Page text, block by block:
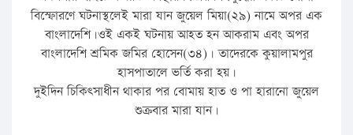
বিস্ফোরণে ঘটনাস্থলেই মারা যান জুয়েল মিয়া(২৯) নামে অপর এক
বাংলাদেশি।ওই একই ঘটনায় আহত হন আকরাম এবং অপর
বাংলাদেশি শ্রমিক জমির হোসেন(৩৪)। তাদেরকে কুয়ালামপুর
হাসপাতালে ভর্তি করা হয়।
দুইদিন চিকিৎসাধীন থাকার পর বোমায় হাত ও পা হারানো জুয়েল
শুক্রবার মারা যান।